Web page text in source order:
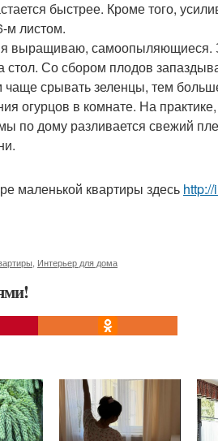
быстрее. Кроме того,
м листом.
выращиваю, самоопыляющиеся.
стол. Со сбором плодов
срывать зеленцы, тем
огурцов в комнате. На
по дому разливается свежий
маленькой квартиры здесь
Интерьер для дома